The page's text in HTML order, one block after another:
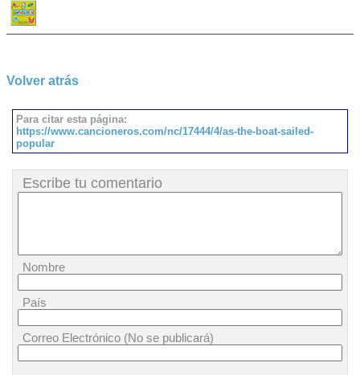
Volver atrás
Para citar esta página:
https://www.cancioneros.com/nc/17444/4/as-the-boat-sailed-
popular
Escribe tu comentario
Nombre
País
Correo Electrónico (No se publicará)